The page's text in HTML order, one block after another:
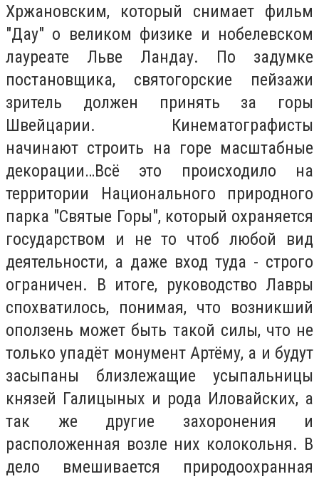
Хржановским, который снимает фильм
"Дау" о великом физике и нобелевском
лауреате Льве Ландау. По задумке
постановщика, святогорские пейзажи
зритель должен принять за горы
Швейцарии. Кинематографисты
начинают строить на горе масштабные
декорации…Всё это происходило на
территории Национального природного
парка "Святые Горы", который охраняется
государством и не то чтоб любой вид
деятельности, а даже вход туда - строго
ограничен. В итоге, руководство Лавры
спохватилось, понимая, что возникший
оползень может быть такой силы, что не
только упадёт монумент Артёму, а и будут
засыпаны близлежащие усыпальницы
князей Галицыных и рода Иловайских, а
так же другие захоронения и
расположенная возле них колокольня. В
дело вмешивается природоохранная